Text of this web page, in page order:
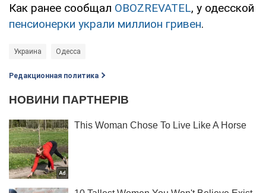
Как ранее сообщал OBOZREVATEL, у одесской
пенсионерки украли миллион гривен.
Украина Одесса
Редакционная политика